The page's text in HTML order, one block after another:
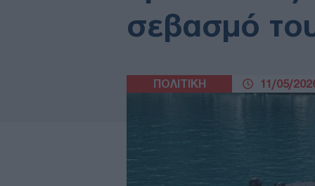
σεβασμό
ΠΟΛΙΤΙΚΗ 11/05/